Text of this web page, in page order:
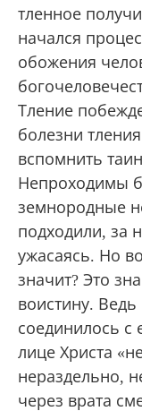
тленное
начался
обожения
Тление
болезни
вспомнить
Непроходимы
земнородные
подходили, за
ужасаясь. Но
значит? Это
воистину. Ведь
соединилось с
лице Христа
нераздельно,
через врата